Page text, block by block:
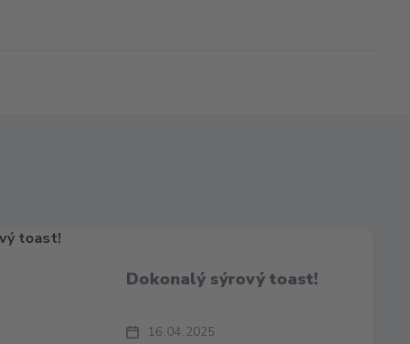
16 04 2025
Dokonalý sýrový toast!